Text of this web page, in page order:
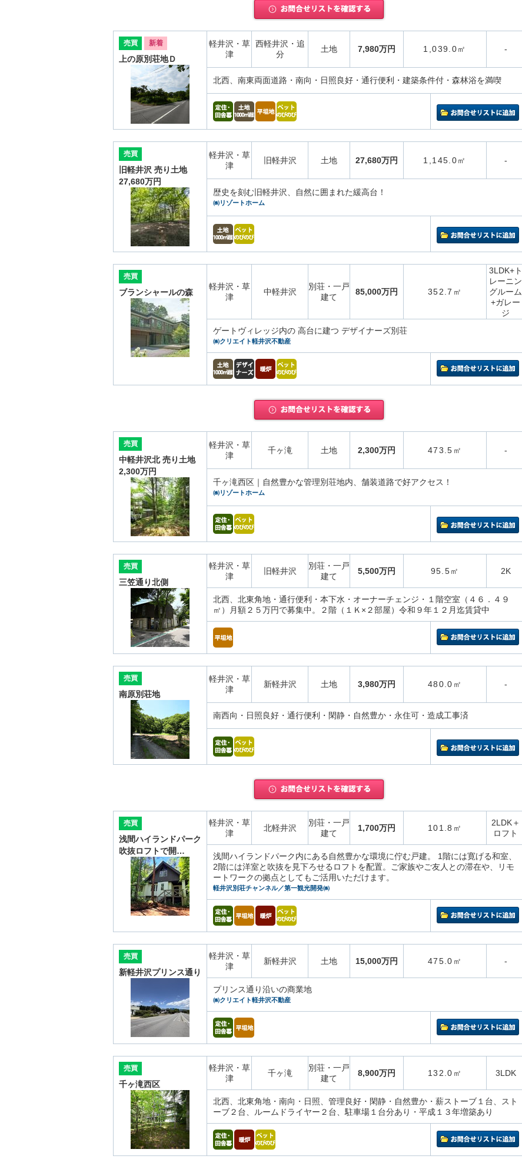
売買 新着
上の原別荘地Ｄ
軽井沢・草
津
西軽井沢・追
分
土地 7,980万円 1,039.0㎡ -
北西、南東両面道路・南向・日照良好・通行便利・建築条件付・森林浴を満喫
売買
旧軽井沢 売り土地
27,680万円
軽井沢・草
津
旧軽井沢 土地 27,680万円 1,145.0㎡ -
歴史を刻む旧軽井沢、自然に囲まれた緩高台！
㈱リゾートホーム
売買
ブランシャールの森
軽井沢・草
津
中軽井沢
別荘・一戸
建て
85,000万円 352.7㎡
3LDK+ト
レーニン
グルーム
+ガレー
ジ
ゲートヴィレッジ内の 高台に建つ デザイナーズ別荘
㈱クリエイト軽井沢不動産
売買
中軽井沢北 売り土地
2,300万円
軽井沢・草
津
千ヶ滝 土地 2,300万円 473.5㎡ -
千ヶ滝西区｜自然豊かな管理別荘地内、舗装道路で好アクセス！
㈱リゾートホーム
売買
三笠通り北側
軽井沢・草
津
旧軽井沢
別荘・一戸
建て
5,500万円 95.5㎡ 2K
北西、北東角地・通行便利・本下水・オーナーチェンジ・１階空室（４６．４９
㎡）月額２５万円で募集中。２階（１Ｋ×２部屋）令和９年１２月迄賃貸中
売買
南原別荘地
軽井沢・草
津
新軽井沢 土地 3,980万円 480.0㎡ -
南西向・日照良好・通行便利・閑静・自然豊か・永住可・造成工事済
売買
浅間ハイランドパーク
吹抜ロフトで開…
軽井沢・草
津
北軽井沢
別荘・一戸
建て
1,700万円 101.8㎡
2LDK＋
ロフト
浅間ハイランドパーク内にある自然豊かな環境に佇む戸建。 1階には寛げる和室、
2階には洋室と吹抜を見下ろせるロフトを配置。ご家族やご友人との滞在や、リモ
ートワークの拠点としてもご活用いただけます。
軽井沢別荘チャンネル／第一観光開発㈱
売買
新軽井沢プリンス通り
軽井沢・草
津
新軽井沢 土地 15,000万円 475.0㎡ -
プリンス通り沿いの商業地
㈱クリエイト軽井沢不動産
売買
千ヶ滝西区
軽井沢・草
津
千ヶ滝
別荘・一戸
建て
8,900万円 132.0㎡ 3LDK
北西、北東角地・南向・日照、管理良好・閑静・自然豊か・薪ストーブ１台、スト
ーブ２台、ルームドライヤー２台、駐車場１台分あり・平成１３年増築あり